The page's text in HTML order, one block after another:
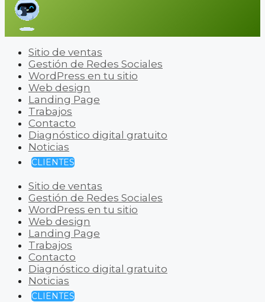
Sitio de ventas
Gestión de Redes Sociales
WordPress en tu sitio
Web design
Landing Page
Trabajos
Contacto
Diagnóstico digital gratuito
Noticias
CLIENTES
Sitio de ventas
Gestión de Redes Sociales
WordPress en tu sitio
Web design
Landing Page
Trabajos
Contacto
Diagnóstico digital gratuito
Noticias
CLIENTES